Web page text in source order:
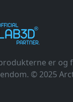
er og
© 2025